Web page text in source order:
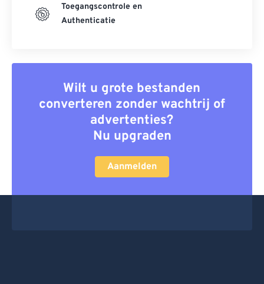
Toegangscontrole en
Authenticatie
Wilt u grote bestanden
converteren zonder wachtrij of
advertenties?
Nu upgraden
Aanmelden